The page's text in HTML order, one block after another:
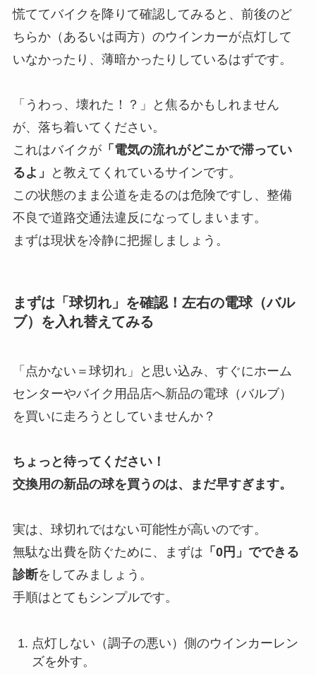
慌ててバイクを降りて確認してみると、前後のど
ちらか（あるいは両方）のウインカーが点灯して
いなかったり、薄暗かったりしているはずです。
「うわっ、壊れた！？」と焦るかもしれません
が、落ち着いてください。
これはバイクが「電気の流れがどこかで滞ってい
るよ」
と教えてくれているサインです。
この状態のまま公道を走るのは危険ですし、整備
不良で道路交通法違反になってしまいます。
まずは現状を冷静に把握しましょう。
まずは「球切れ」を確認！左右の電球（バル
ブ）を入れ替えてみる
「点かない＝球切れ」と思い込み、すぐにホーム
センターやバイク用品店へ新品の電球（バルブ）
を買いに走ろうとしていませんか？
ちょっと待ってください！
交換用の新品の球を買うのは、まだ早すぎます。
実は、球切れではない可能性が高いのです。
無駄な出費を防ぐために、まずは 「0円」でできる
診断をしてみましょう。
手順はとてもシンプルです。
点灯しない（調子の悪い）側のウインカーレン
ズを外す。